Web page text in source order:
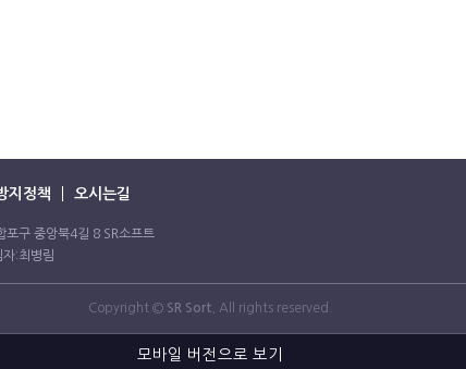
지정책 오시는길
구 중앙북4길 8 SR소프트
:최병림
Copyright © SR Sort. All rights reserved.
모바일 버전으로 보기